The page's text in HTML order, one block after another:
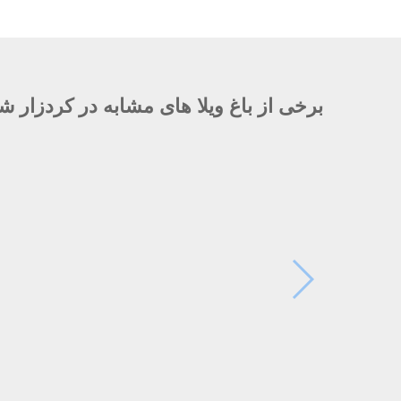
برخی از باغ ویلا های مشابه در کردزار